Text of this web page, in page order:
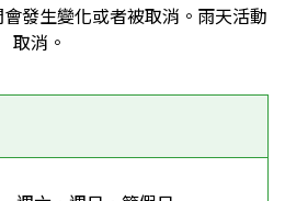
發生變化或者被取消。雨天活動
取消。